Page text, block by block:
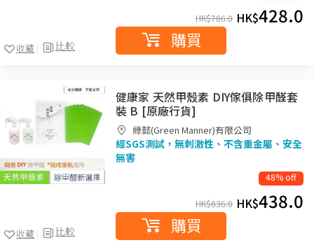
比較
收藏
HK$786.0 HK$428.0
購買
比較
收藏
健康家 天然甲殼素 DIY傢俱除甲醛套
裝 B [原廠行貨]
綠懿(Green Manner)有限公司
經SGS測試，無刺激性、不含重金屬、安全
無害
48% off
HK$836.0 HK$438.0
購買